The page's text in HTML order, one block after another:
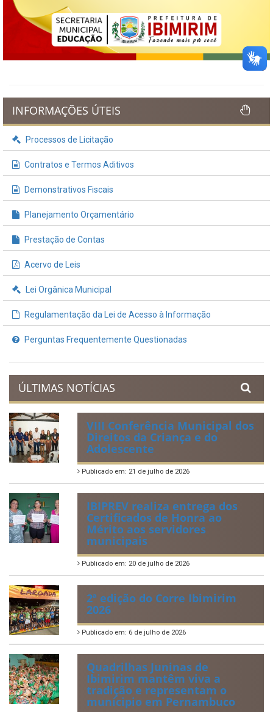
INFORMAÇÕES ÚTEIS
Processos de Licitação
Contratos e Termos Aditivos
Demonstrativos Fiscais
Planejamento Orçamentário
Prestação de Contas
Acervo de Leis
Lei Orgânica Municipal
Regulamentação da Lei de Acesso à Informação
Perguntas Frequentemente Questionadas
ÚLTIMAS NOTÍCIAS
VIII Conferência Municipal dos
Direitos da Criança e do
Adolescente
Publicado em: 21 de julho de 2026
IBIPREV realiza entrega dos
Certificados de Honra ao
Mérito aos servidores
municipais
Publicado em: 20 de julho de 2026
2ª edição do Corre Ibimirim
2026
Publicado em: 6 de julho de 2026
Quadrilhas Juninas de
Ibimirim mantêm viva a
tradição e representam o
munícipio em Pernambuco